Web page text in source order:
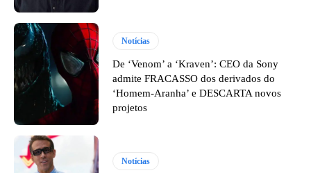
Notícias
De ‘Venom’ a ‘Kraven’: CEO da Sony
admite FRACASSO dos derivados do
‘Homem-Aranha’ e DESCARTA novos
projetos
Notícias